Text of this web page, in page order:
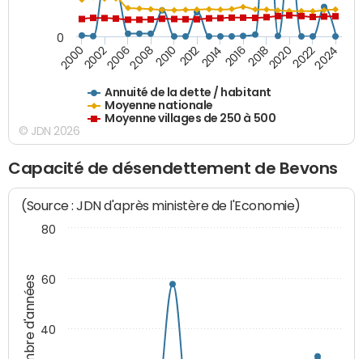
Annuité de la dette / habitant
Moyenne nationale
Moyenne villages de 250 à 500
20002002200620082010 2012201420162018202020222024
0
© JDN 2026
Capacité de désendettement de Bevons
Nombre d'années
(Source : JDN d'après ministère de l'Economie)
40
60
80